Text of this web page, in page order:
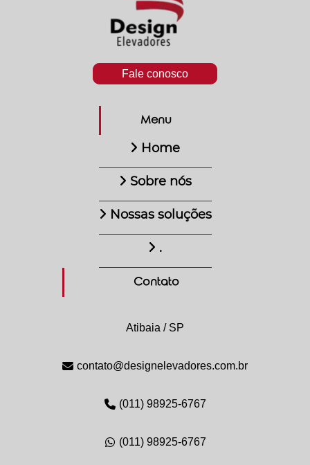
Fale conosco
Menu
Home
Sobre nós
Nossas soluções
.
Contato
Atibaia / SP
contato@designelevadores.com.br
(011) 98925-6767
(011) 98925-6767